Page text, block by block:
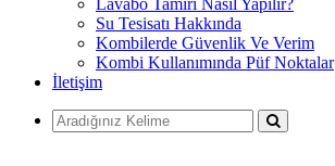
Lavabo Tamiri Nasıl Yapılır?
Su Tesisatı Hakkında
Kombilerde Güvenlik Ve Verim
Kombi Kullanımında Püf Noktalar
İletişim